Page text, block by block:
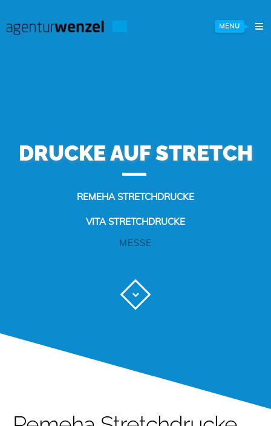
MENU
DRUCKE AUF STRETCH
REMEHA STRETCHDRUCKE
VITA STRETCHDRUCKE
MESSE